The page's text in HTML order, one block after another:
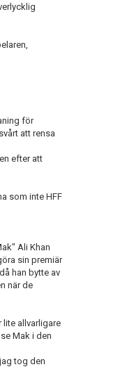
för
att rensa
efter att
som inte HFF
Ali Khan
sin premiär
han bytte av
när de
lite allvarligare
Mak i den
tog den